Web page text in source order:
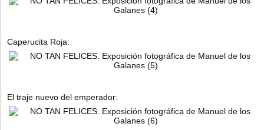
Caperucita Roja:
El traje nuevo del emperador: